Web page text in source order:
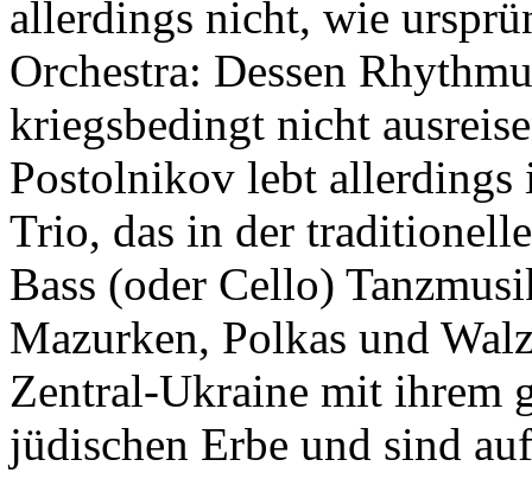
allerdings nicht, wie
Orchestra: Dessen
kriegsbedingt nicht
Postolnikov lebt allerdings
Trio, das in der
Bass (oder Cello)
Mazurken, Polkas und
Zentral-Ukraine mit ihrem
jüdischen Erbe und sind